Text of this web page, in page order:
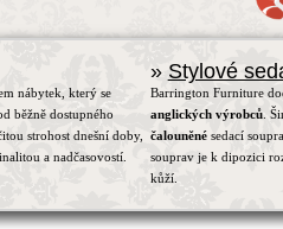
nábytek, který se
běžně dostupného
strohost dnešní doby,
a nadčasovostí.
» Stylové
Barrington Furniture
anglických výrobců.
čalouněnésedací
souprav je k dipozici
kůží.